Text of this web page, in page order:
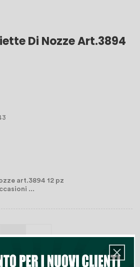
Di Nozze Art.3894
art.3894 12 pz
...